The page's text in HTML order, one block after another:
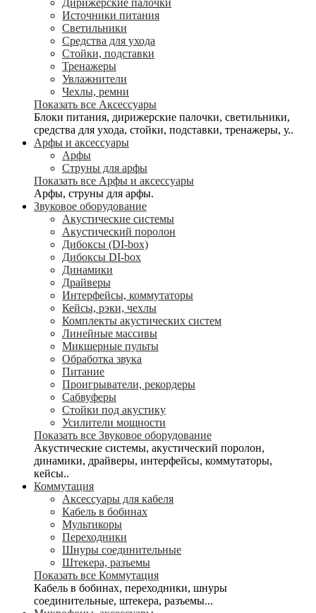
Дирижерские палочки
Источники питания
Светильники
Средства для ухода
Стойки, подставки
Тренажеры
Увлажнители
Чехлы, ремни
Показать все Аксессуары
Блоки питания, дирижерские палочки, светильники,
средства для ухода, стойки, подставки, тренажеры, у..
Арфы и аксессуары
Арфы
Струны для арфы
Показать все Арфы и аксессуары
Арфы, струны для арфы.
Звуковое оборудование
Акустические системы
Акустический поролон
Дибоксы (DI-box)
Дибоксы DI-box
Динамики
Драйверы
Интерфейсы, коммутаторы
Кейсы, рэки, чехлы
Комплекты акустических систем
Линейные массивы
Микшерные пульты
Обработка звука
Питание
Проигрыватели, рекордеры
Сабвуферы
Стойки под акустику
Усилители мощности
Показать все Звуковое оборудование
Акустические системы, акустический поролон,
динамики, драйверы, интерфейсы, коммутаторы,
кейсы..
Коммутация
Аксессуары для кабеля
Кабель в бобинах
Мультикоры
Переходники
Шнуры соединительные
Штекера, разъемы
Показать все Коммутация
Кабель в бобинах, переходники, шнуры
соединительные, штекера, разъемы...